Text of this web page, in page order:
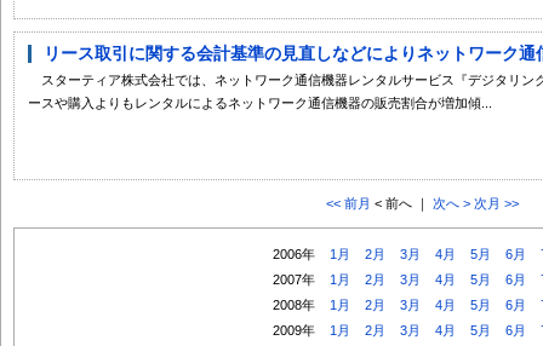
リース取引に関する会計基準の見直しなどによりネットワーク通
スターティア株式会社では、ネットワーク通信機器レンタルサービス『デジタリン
ースや購入よりもレンタルによるネットワーク通信機器の販売割合が増加傾...
<< 前月 < 前へ ｜ 次へ > 次月 >>
2006年 1月 2月 3月 4月 5月 6月
2007年
1月 2月 3月 4月 5月 6月
2008年
1月 2月 3月 4月 5月 6月
2009年
1月 2月 3月 4月 5月 6月